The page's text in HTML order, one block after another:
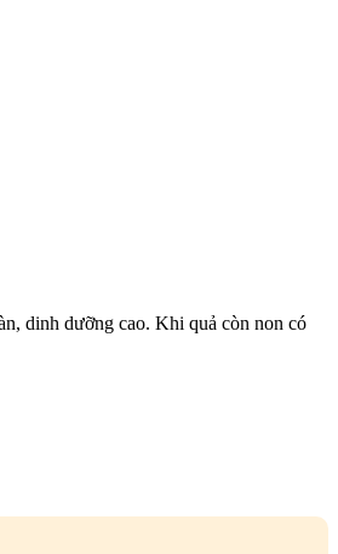
dinh dưỡng cao. Khi quả còn non có